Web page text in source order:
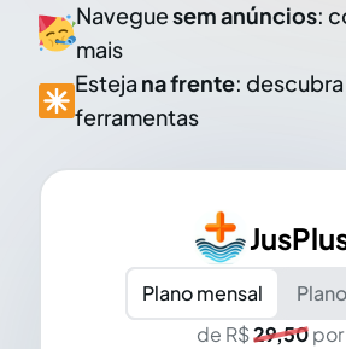
Naveguesem anúncios:
mais
Esteja na frente:
ferramentas
Plano mensal
de R$29,50por